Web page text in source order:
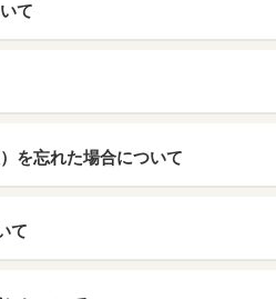
て
を忘れた場合について
て